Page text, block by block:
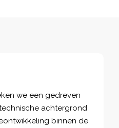
we een gedreven
achtergrond
binnen de